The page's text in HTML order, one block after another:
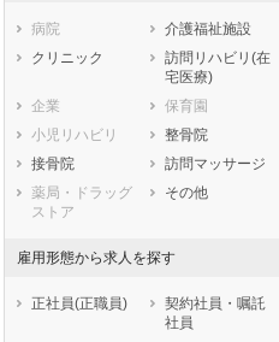
石川県
福井県
岐阜県
静岡県
愛知県
三重県
大阪府
兵庫県
奈良県
鳥取県
島根県
広島県
山口県
徳島県
香川県
愛媛県
熊本県
大分県
病院
介護福祉施設
クリニック
訪問リハビリ(在
宅医療)
企業
保育園
小児リハビリ
整骨院
接骨院
訪問マッサージ
薬局・ドラッグ
ストア
その他
雇用形態から求人を探す
正社員(正職員)
契約社員・嘱託
社員